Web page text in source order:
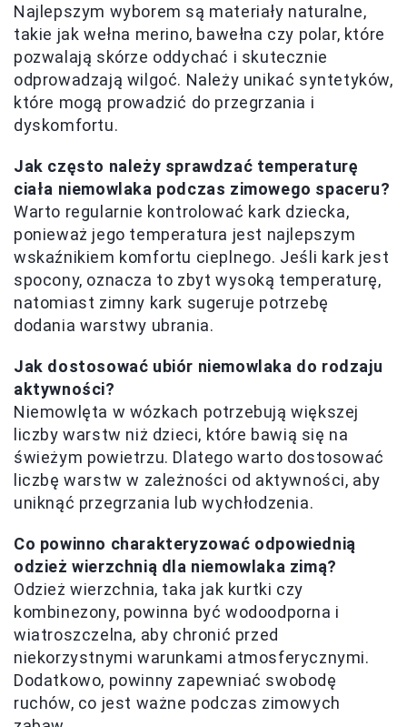
Najlepszym wyborem są materiały naturalne,
takie jak wełna merino, bawełna czy polar, które
pozwalają skórze oddychać i skutecznie
odprowadzają wilgoć. Należy unikać syntetyków,
które mogą prowadzić do przegrzania i
dyskomfortu.
Jak często należy sprawdzać temperaturę
ciała niemowlaka podczas zimowego spaceru?
Warto regularnie kontrolować kark dziecka,
ponieważ jego temperatura jest najlepszym
wskaźnikiem komfortu cieplnego. Jeśli kark jest
spocony, oznacza to zbyt wysoką temperaturę,
natomiast zimny kark sugeruje potrzebę
dodania warstwy ubrania.
Jak dostosować ubiór niemowlaka do rodzaju
aktywności?
Niemowlęta w wózkach potrzebują większej
liczby warstw niż dzieci, które bawią się na
świeżym powietrzu. Dlatego warto dostosować
liczbę warstw w zależności od aktywności, aby
uniknąć przegrzania lub wychłodzenia.
Co powinno charakteryzować odpowiednią
odzież wierzchnią dla niemowlaka zimą?
Odzież wierzchnia, taka jak kurtki czy
kombinezony, powinna być wodoodporna i
wiatroszczelna, aby chronić przed
niekorzystnymi warunkami atmosferycznymi.
Dodatkowo, powinny zapewniać swobodę
ruchów, co jest ważne podczas zimowych